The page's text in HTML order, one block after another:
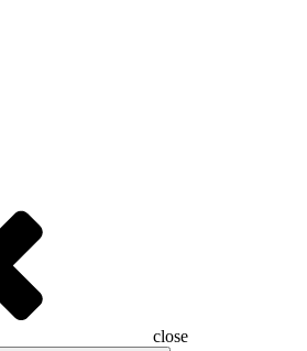
close